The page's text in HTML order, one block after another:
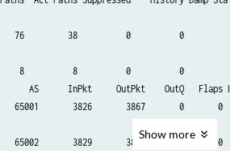
76         38          0          0          0
8          8          0          0          0
InPkt     OutPkt    OutQ   Flaps Last Up/
65001       3826       3867       0       0  1d
65002       3829       3871       0       0  1d
Show more